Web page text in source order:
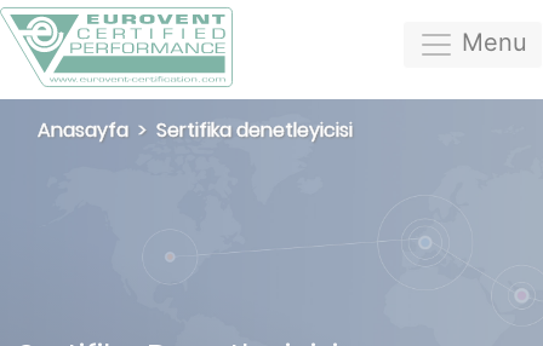
Menu
Anasayfa Sertifika denetleyicisi